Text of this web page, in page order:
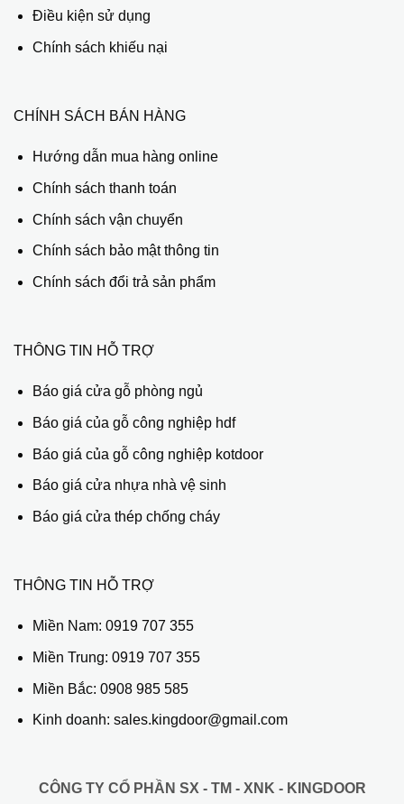
Điều kiện sử dụng
Chính sách khiếu nại
CHÍNH SÁCH BÁN HÀNG
Hướng dẫn mua hàng online
Chính sách thanh toán
Chính sách vận chuyển
Chính sách bảo mật thông tin
Chính sách đổi trả sản phẩm
THÔNG TIN HỖ TRỢ
Báo giá cửa gỗ phòng ngủ
Báo giá của gỗ công nghiệp hdf
Báo giá của gỗ công nghiệp kotdoor
Báo giá cửa nhựa nhà vệ sinh
Báo giá cửa thép chống cháy
THÔNG TIN HỖ TRỢ
Miền Nam: 0919 707 355
Miền Trung: 0919 707 355
Miền Bắc: 0908 985 585
Kinh doanh: sales.kingdoor@gmail.com
CÔNG TY CỔ PHẦN SX - TM - XNK - KINGDOOR